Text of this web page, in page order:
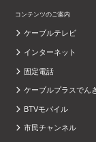
コンテンツのご案内
ケーブルテレビ
インターネット
固定電話
ケーブルプラスでん
BTVモバイル
市民チャンネル